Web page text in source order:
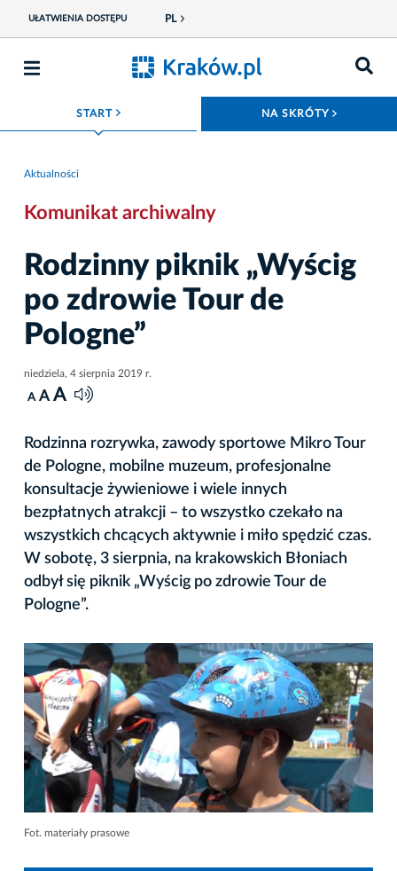
UŁATWIENIA DOSTĘPU PL
START ROZWIŃ MENU NA SKRÓTY
Aktualności
Komunikat archiwalny
Rodzinny piknik „Wyścig
po zdrowie Tour de
Pologne”
niedziela, 4 sierpnia 2019 r.
A A A
Rodzinna rozrywka, zawody sportowe Mikro Tour
de Pologne, mobilne muzeum, profesjonalne
konsultacje żywieniowe i wiele innych
bezpłatnych atrakcji – to wszystko czekało na
wszystkich chcących aktywnie i miło spędzić czas.
W sobotę, 3 sierpnia, na krakowskich Błoniach
odbył się piknik „Wyścig po zdrowie Tour de
Pologne”.
Fot. materiały prasowe